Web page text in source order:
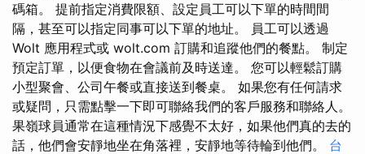
碼箱。 提前指定消費限額、設定員工可以下單的時間間
隔，甚至可以指定同事可以下單的地址。 員工可以透過
Wolt 應用程式或 wolt.com 訂購和追蹤他們的餐點。 制定
預定訂單，以便食物在會議前及時送達。 您可以輕鬆訂購
小型聚會、公司午餐或直接送到餐桌。 如果您有任何請求
或疑問，只需點擊一下即可聯絡我們的客戶服務和聯絡人。
果嶺球員通常在這種情況下感覺不太好，如果他們真的去的
話，他們會安靜地坐在角落裡，安靜地等待輪到他們。 台